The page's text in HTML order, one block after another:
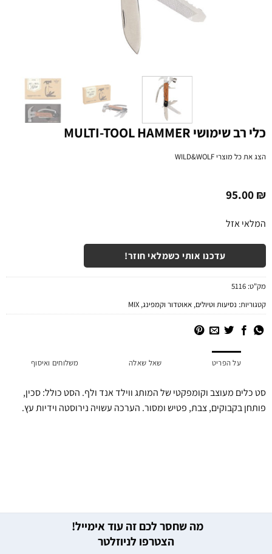
כלי רב שימושי MULTI-TOOL HAMMER
הצג את כל מוצריWILD&WOLF
95.00₪
המלאי אזל
עדכנו אותי כשמלאי חוזר!
מק"ט:5116
קטגוריות:נסיעות וטיולים,אאוטדור וקמפינג,
MIX
על הפריט שאל שאלה משלוחים ואיסוף
סט כלים מעוצב וקומפקטי של המותג ווילד אנד ולף. הסט כולל: סכין,
פותחן בקבוקים, צבת, פטיש ומסור. הערכה עשויה נירוסטה וידיות עץ.
מה שחסר לכם זה עוד אימייל!
הצטרפו לניוזלטר